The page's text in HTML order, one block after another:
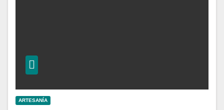
ARTESANÍA